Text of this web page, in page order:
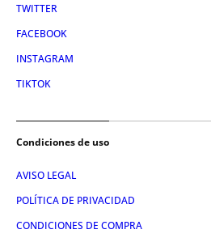
TWITTER
FACEBOOK
INSTAGRAM
TIKTOK
Condiciones de uso
AVISO LEGAL
POLÍTICA DE PRIVACIDAD
CONDICIONES DE COMPRA